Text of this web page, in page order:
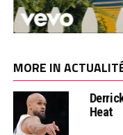
MORE IN
Heat